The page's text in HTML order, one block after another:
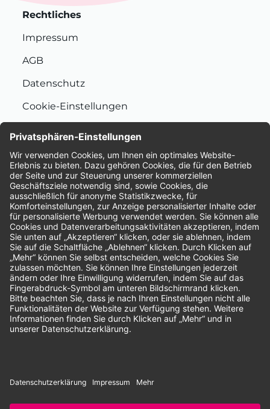
Rechtliches
Impressum
AGB
Datenschutz
Cookie-Einstellungen
Bewertungen
Unsere Zahlungsarten:
Rechnung SEPA-Lastschrift Vorkasse